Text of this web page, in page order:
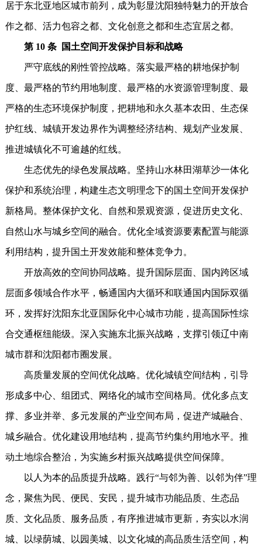
居于东北亚地区城市前列，成为彰显沈阳独特魅力的开放合
作之都、活力包容之都、文化创意之都和生态宜居之都。
第 10 条 国土空间开发保护目标和战略
严守底线的刚性管控战略。落实最严格的耕地保护制
度、最严格的节约用地制度、最严格的水资源管理制度、最
严格的生态环境保护制度，把耕地和永久基本农田、生态保
护红线、城镇开发边界作为调整经济结构、规划产业发展、
推进城镇化不可逾越的红线。
生态优先的绿色发展战略。坚持山水林田湖草沙一体化
保护和系统治理，构建生态文明理念下的国土空间开发保护
新格局。整体保护文化、自然和景观资源，促进历史文化、
自然山水与城乡空间的融合。优化全域资源要素配置与能源
利用结构，提升国土开发效能和整体竞争力。
开放高效的空间协同战略。提升国际层面、国内跨区域
层面多领域合作水平，畅通国内大循环和联通国内国际双循
环，发挥好沈阳东北亚国际化中心城市功能，提高国际性综
合交通枢纽能级。深入实施东北振兴战略，支撑引领辽中南
城市群和沈阳都市圈发展。
高质量发展的空间优化战略。优化城镇空间结构，引导
形成多中心、组团式、网络化的城市空间格局。优化多点支
撑、多业并举、多元发展的产业空间布局，促进产城融合、
城乡融合。优化建设用地结构，提高节约集约用地水平。推
动土地综合整治，为实施乡村振兴战略提供空间保障。
以人为本的品质提升战略。践行“与邻为善、以邻为伴”理
念，聚焦为民、便民、安民，提升城市功能品质、生态品
质、文化品质、服务品质，有序推进城市更新，夯实以水润
城、以绿荫城、以园美城、以文化城的高品质生活空间，构